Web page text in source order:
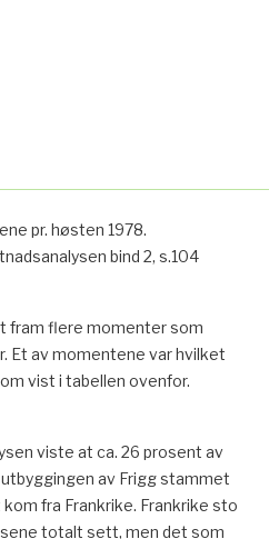
pr. høsten 1978.
bind 2, s.104
fram flere momenter som
Et av momentene var hvilket
vist i tabellen ovenfor.
viste at ca. 26 prosent av
av Frigg stammet
fra Frankrike. Frankrike sto
totalt sett, men det som